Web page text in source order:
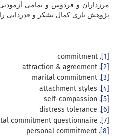
مرزداران و فردوس و تمامی
پژوهش یاری کمال تشکر و قدردانی را
[1]
. commitment
[2]
. attraction & agreement
[3]
. marital commitment
[4]
. attachment styles
[5]
. self-compassion
. distress tolerance
[7]
. marital commitment questionnaire
[8]
. personal commitment